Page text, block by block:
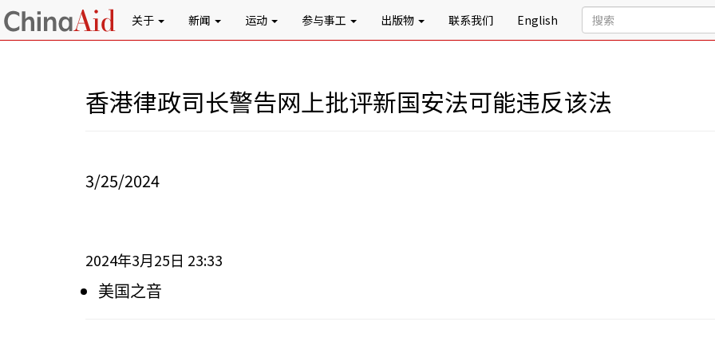
关于 新闻 运动 参与事工 出版物 联系我们 English
香港律政司长警告网上批评新国安法可能违反该法
3/25/2024
2024年3月 25 日 23:33
美国之音